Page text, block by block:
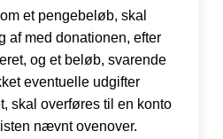
et pengebeløb, skal
af med donationen, efter
og et beløb, svarende
eventuelle udgifter
skal overføres til en konto
nævnt ovenover.